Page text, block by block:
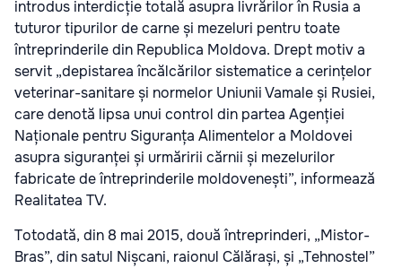
introdus interdicție totală asupra livrărilor în Rusia a
tuturor tipurilor de carne și mezeluri pentru toate
întreprinderile din Republica Moldova. Drept motiv a
servit „depistarea încălcărilor sistematice a cerințelor
veterinar-sanitare și normelor Uniunii Vamale și Rusiei,
care denotă lipsa unui control din partea Agenției
Naționale pentru Siguranța Alimentelor a Moldovei
asupra siguranței și urmăririi cărnii și mezelurilor
fabricate de întreprinderile moldovenești”, informează
Realitatea TV.
Totodată, din 8 mai 2015, două întreprinderi, „Mistor-
Bras”, din satul Nișcani, raionul Călărași, și „Tehnostel”